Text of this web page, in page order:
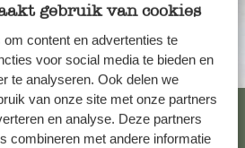
gebruik van cookies
content en advertenties te
voor social media te bieden en
te analyseren. Ook delen we
van onze site met onze partners
en analyse. Deze partners
combineren met andere informatie
proximité